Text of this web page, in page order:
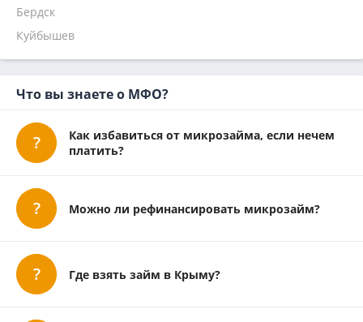
Наличными
На 1 месяц
Займиго
Надо денег
Микроклад
Кредит Капитал отписаться
Мой заём отписаться
Бердск
Куйбышев
Что вы знаете о МФО?
Как избавиться от микрозайма, если нечем
платить?
Можно ли рефинансировать микрозайм?
Где взять займ в Крыму?